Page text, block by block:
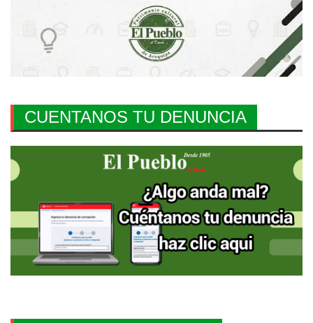
CUENTANOS TU DENUNCIA